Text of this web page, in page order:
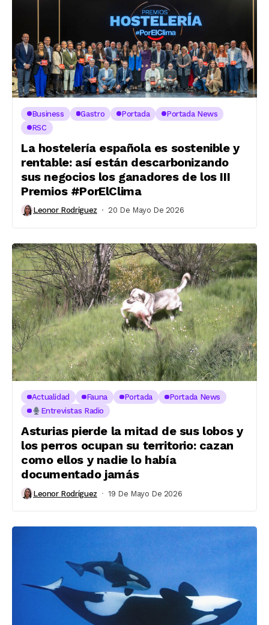
Business Gastro Portada
Portada News
RSC
La hostelería española es sostenible y
rentable: así están descarbonizando
sus negocios los ganadores de los III
Premios #PorElClima
Leonor Rodríguez 20 De Mayo De 2026
Actualidad Fauna Portada
Portada News
Entrevistas Radio
Asturias pierde la mitad de sus lobos y
los perros ocupan su territorio: cazan
como ellos y nadie lo había
documentado jamás
Leonor Rodríguez 19 De Mayo De 2026